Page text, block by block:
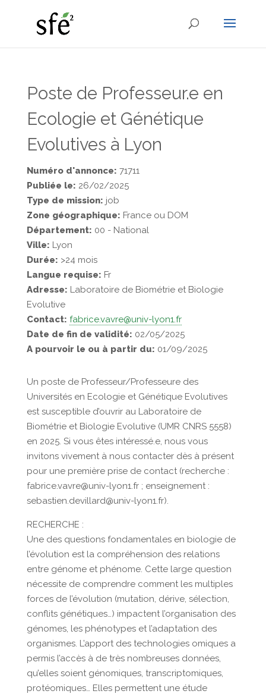
Poste de Professeur.e en
Ecologie et Génétique
Evolutives à Lyon
Numéro d'annonce: 71711
Publiée le: 26/02/2025
Type de mission: job
Zone géographique: France ou DOM
Département: 00 - National
Ville: Lyon
Durée: >24 mois
Langue requise: Fr
Adresse: Laboratoire de Biométrie et Biologie
Evolutive
Contact: fabrice.vavre@univ-lyon1.fr
Date de fin de validité: 02/05/2025
A pourvoir le ou à partir du: 01/09/2025
Un poste de Professeur/Professeure des
Universités en Ecologie et Génétique Evolutives
est susceptible d’ouvrir au Laboratoire de
Biométrie et Biologie Evolutive (UMR CNRS 5558)
en 2025. Si vous êtes intéressé.e, nous vous
invitons vivement à nous contacter dès à présent
pour une première prise de contact (recherche :
fabrice.vavre@univ-lyon1.fr ; enseignement :
sebastien.devillard@univ-lyon1.fr).
RECHERCHE :
Une des questions fondamentales en biologie de
l’évolution est la compréhension des relations
entre génome et phénome. Cette large question
nécessite de comprendre comment les multiples
forces de l’évolution (mutation, dérive, sélection,
conflits génétiques…) impactent l’organisation des
génomes, les phénotypes et l’adaptation des
organismes. L’apport des technologies omiques a
permis l’accès à de très nombreuses données,
qu’elles soient génomiques, transcriptomiques,
protéomiques… Elles permettent une étude